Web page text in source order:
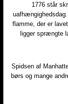
1776 står
flamme, der er
ligger sprængte
Spidsen af
børs og mange